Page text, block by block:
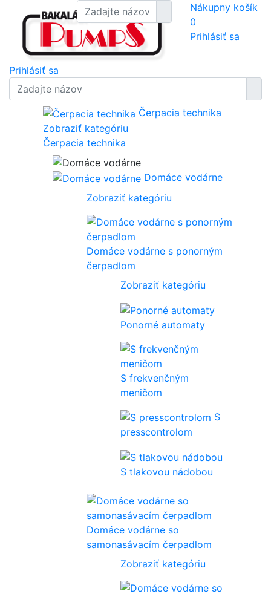
Nákupny košík
0
Prihlásiť sa
Prihlásiť sa
Čerpacia technika
Zobraziť kategóriu
Čerpacia technika
Domáce vodárne
Zobraziť kategóriu
Domáce vodárne s ponorným
čerpadlom
Zobraziť kategóriu
Ponorné automaty
S frekvenčným
meničom
S
presscontrolom
S tlakovou nádobou
Domáce vodárne so
samonasávacím čerpadlom
Zobraziť kategóriu